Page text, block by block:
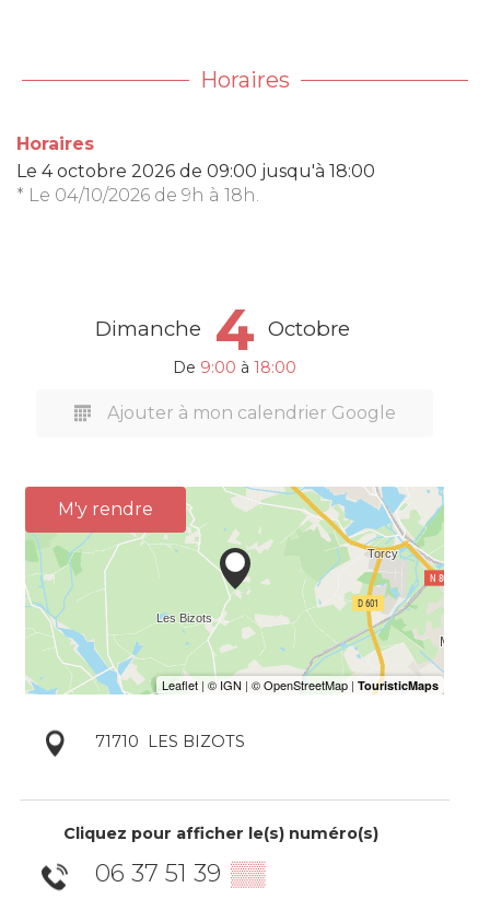
Horaires
Horaires
Le 4 octobre 2026 de 09:00 jusqu'à 18:00
* Le 04/10/2026 de 9h à 18h.
Dimanche 4 Octobre
De 9:00 à 18:00
Ajouter à mon calendrier Google
M'y rendre
71710 LES BIZOTS
Cliquez pour afficher le(s) numéro(s)
06 37 51 39 ▒▒